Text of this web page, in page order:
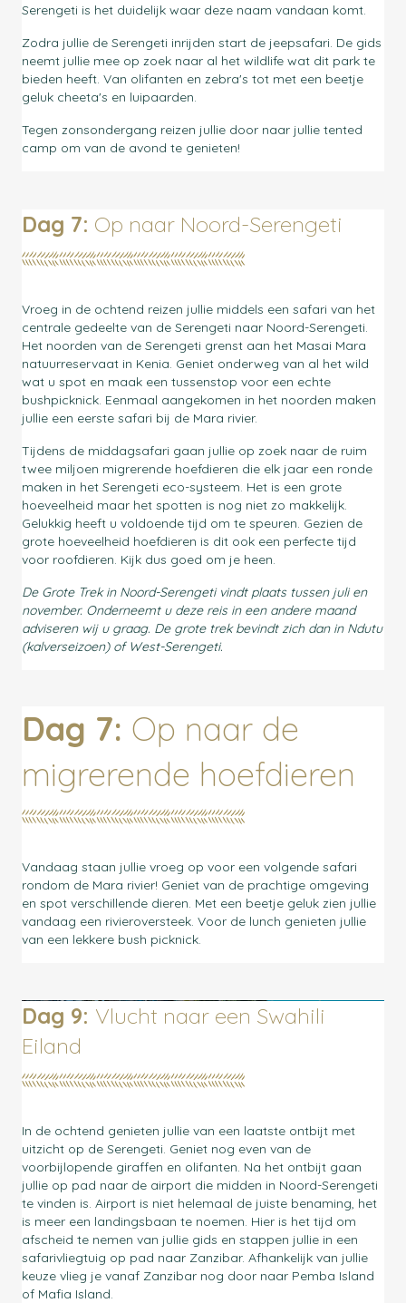
Serengeti is het duidelijk waar deze naam vandaan komt.
Zodra jullie de Serengeti inrijden start de jeepsafari. De gids
neemt jullie mee op zoek naar al het wildlife wat dit park te
bieden heeft. Van olifanten en zebra's tot met een beetje
geluk cheeta's en luipaarden.
Tegen zonsondergang reizen jullie door naar jullie tented
camp om van de avond te genieten!
Dag 7: Op naar Noord-Serengeti
Vroeg in de ochtend reizen jullie middels een safari van het
centrale gedeelte van de Serengeti naar Noord-Serengeti.
Het noorden van de Serengeti grenst aan het Masai Mara
natuurreservaat in Kenia. Geniet onderweg van al het wild
wat u spot en maak een tussenstop voor een echte
bushpicknick. Eenmaal aangekomen in het noorden maken
jullie een eerste safari bij de Mara rivier.
Tijdens de middagsafari gaan jullie op zoek naar de ruim
twee miljoen migrerende hoefdieren die elk jaar een ronde
maken in het Serengeti eco-systeem. Het is een grote
hoeveelheid maar het spotten is nog niet zo makkelijk.
Gelukkig heeft u voldoende tijd om te speuren. Gezien de
grote hoeveelheid hoefdieren is dit ook een perfecte tijd
voor roofdieren. Kijk dus goed om je heen.
De Grote Trek in Noord-Serengeti vindt plaats tussen juli en
november. Onderneemt u deze reis in een andere maand
adviseren wij u graag. De grote trek bevindt zich dan in Ndutu
(kalverseizoen) of West-Serengeti.
Dag 7: Op naar de
migrerende hoefdieren
Vandaag staan jullie vroeg op voor een volgende safari
rondom de Mara rivier! Geniet van de prachtige omgeving
en spot verschillende dieren. Met een beetje geluk zien jullie
vandaag een rivieroversteek. Voor de lunch genieten jullie
van een lekkere bush picknick.
Dag 9: Vlucht naar een Swahili
Eiland
In de ochtend genieten jullie van een laatste ontbijt met
uitzicht op de Serengeti. Geniet nog even van de
voorbijlopende giraffen en olifanten. Na het ontbijt gaan
jullie op pad naar de airport die midden in Noord-Serengeti
te vinden is. Airport is niet helemaal de juiste benaming, het
is meer een landingsbaan te noemen. Hier is het tijd om
afscheid te nemen van jullie gids en stappen jullie in een
safarivliegtuig op pad naar Zanzibar. Afhankelijk van jullie
keuze vlieg je vanaf Zanzibar nog door naar Pemba Island
of Mafia Island.